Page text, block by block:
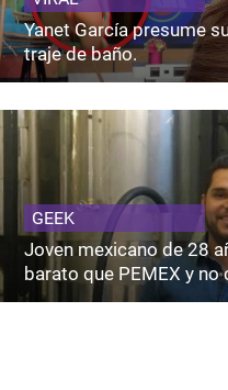
Yanet García presume
traje de baño.
GEEK
Joven mexicano de 28
barato que PEMEX y no